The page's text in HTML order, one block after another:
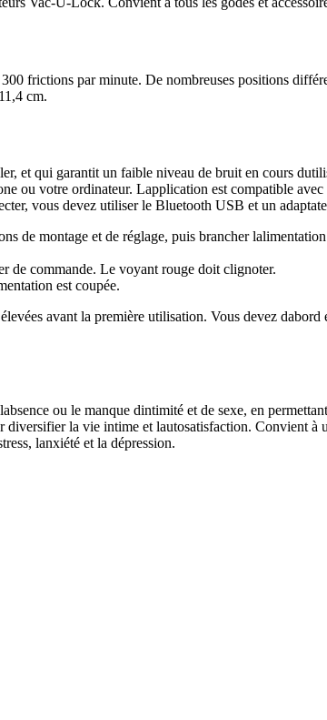
frictions par minute. De nombreuses positions
cm.
et qui garantit un faible niveau de bruit en cours
ou votre ordinateur. Lapplication est compatible
vous devez utiliser le Bluetooth USB et un
de montage et de réglage, puis brancher
de commande. Le voyant rouge doit clignoter.
est coupée.
avant la première utilisation. Vous devez
ou le manque dintimité et de sexe, en
la vie intime et lautosatisfaction. Convient
lanxiété et la dépression.